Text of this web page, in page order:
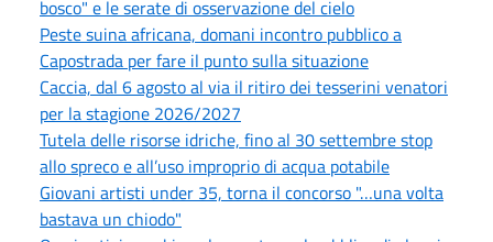
bosco" e le serate di osservazione del cielo
Peste suina africana, domani incontro pubblico a
Capostrada per fare il punto sulla situazione
Caccia, dal 6 agosto al via il ritiro dei tesserini venatori
per la stagione 2026/2027
Tutela delle risorse idriche, fino al 30 settembre stop
allo spreco e all’uso improprio di acqua potabile
Giovani artisti under 35, torna il concorso "…una volta
bastava un chiodo"